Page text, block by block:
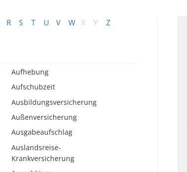
R S T U V W X Y Z
Aufhebung
Aufschubzeit
Ausbildungsversicherung
Außenversicherung
Ausgabeaufschlag
Auslandsreise-
Krankversicherung